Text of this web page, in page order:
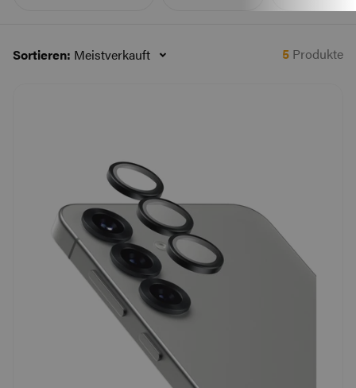
5 Produkte
Sortieren: Meistverkauft